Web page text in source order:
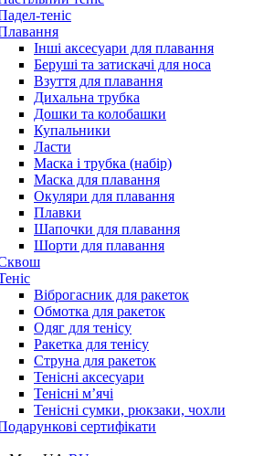
теніс
Інші аксесуари для плавання
Беруші та затискачі для носа
Взуття для плавання
Дихальна трубка
Дошки та колобашки
Купальники
Ласти
Маска і трубка (набір)
Маска для плавання
Окуляри для плавання
Плавки
Шапочки для плавання
Шорти для плавання
Віброгасник для ракеток
Обмотка для ракеток
Одяг для тенісу
Ракетка для тенісу
Струна для ракеток
Тенісні аксесуари
Тенісні мʼячі
Тенісні сумки, рюкзаки, чохли
сертифікати